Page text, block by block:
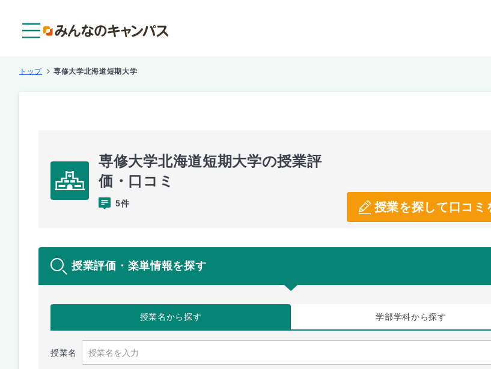
トップ 専修大学北海道短期大学
専修大学北海道短期大学の授業評
価・口コミ
5件 授業を探して口コミ
授業評価・楽単情報を探す
授業名から探す 学部学科から探す
授業名